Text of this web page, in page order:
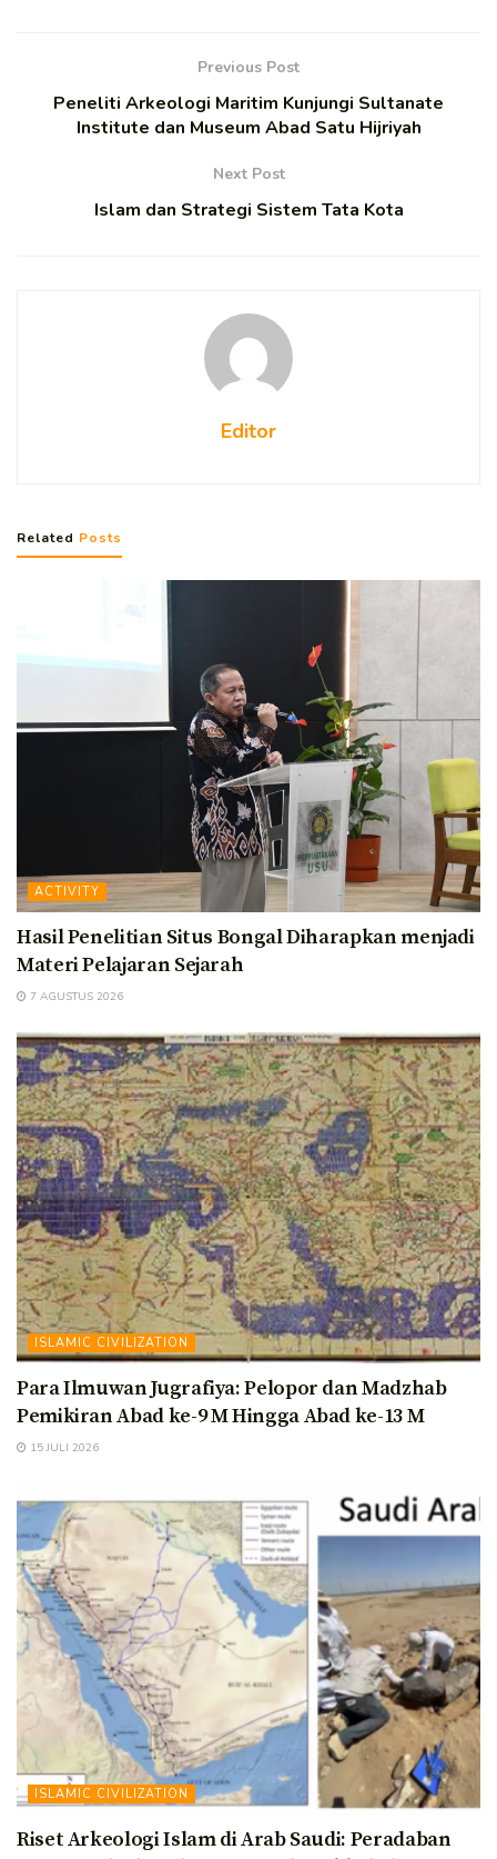
Previous Post
Peneliti Arkeologi Maritim Kunjungi Sultanate
Institute dan Museum Abad Satu Hijriyah
Next Post
Islam dan Strategi Sistem Tata Kota
Editor
Related Posts
ACTIVITY
Hasil Penelitian Situs Bongal Diharapkan menjadi
Materi Pelajaran Sejarah
7 AGUSTUS 2026
ISLAMIC CIVILIZATION
Para Ilmuwan Jugrafiya: Pelopor dan Madzhab
Pemikiran Abad ke-9 M Hingga Abad ke-13 M
15 JULI 2026
ISLAMIC CIVILIZATION
Riset Arkeologi Islam di Arab Saudi: Peradaban